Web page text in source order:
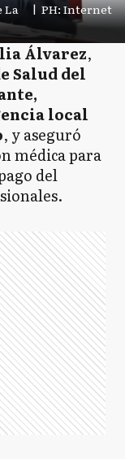
La
| PH: Internet
Álvarez,
Salud del
local
, y aseguró
médica para
del